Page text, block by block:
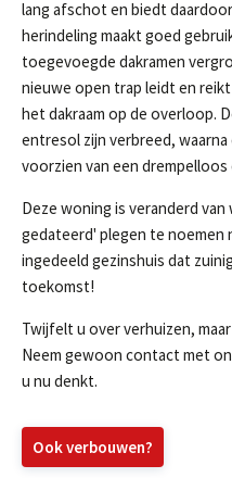
lang afschot en biedt
herindeling maakt goed
toegevoegde dakramen
nieuwe open trap leidt en
het dakraam op de overloop.
entresol zijn verbreed,
voorzien van een
Deze woning is veranderd van
gedateerd' plegen te noemen
ingedeeld gezinshuis dat
toekomst!
Twijfelt u over verhuizen,
Neem gewoon contact met
u nu denkt.
Ook verbouwen?